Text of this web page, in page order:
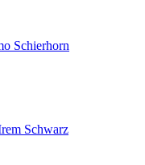
Schierhorn
Schwarz